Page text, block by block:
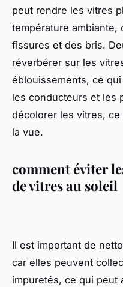
peut rendre les vitres
température
fissures et des bris.
réverbérer sur les
éblouissements, ce
les conducteurs et les
décolorer les vitres,
la vue.
comment éviter
de vitres au soleil
Il est important de
car elles peuvent
impuretés, ce qui peut